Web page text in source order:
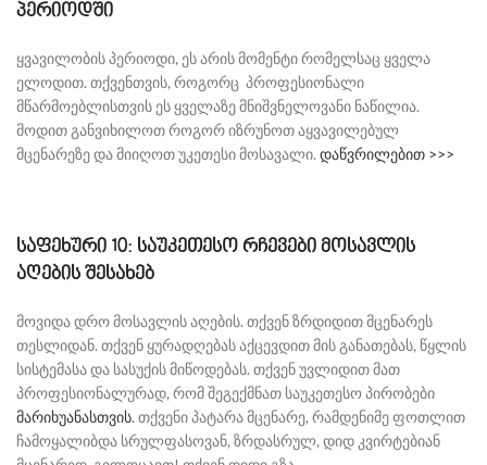
პერიოდში
ყვავილობის პერიოდი, ეს არის მომენტი რომელსაც ყველა
ელოდით. თქვენთვის, როგორც პროფესიონალი
მწარმოებლისთვის ეს ყველაზე მნიშვნელოვანი ნაწილია.
მოდით განვიხილოთ როგორ იზრუნოთ აყვავილებულ
მცენარეზე და მიიღოთ უკეთესი მოსავალი. დაწვრილებით >>>
საფეხური 10: საუკეთესო რჩევები მოსავლის
აღების შესახებ
მოვიდა დრო მოსავლის აღების. თქვენ ზრდიდით მცენარეს
თესლიდან. თქვენ ყურადღებას აქცევდით მის განათებას, წყლის
სისტემასა და სასუქის მიწოდებას. თქვენ უვლიდით მათ
პროფესიონალურად, რომ შეგექმნათ საუკეთესო პირობები
მარიხუანასთვის. თქვენი პატარა მცენარე, რამდენიმე ფოთლით
ჩამოყალიბდა სრულფასოვან, ზრდასრულ, დიდ კვირტებიან